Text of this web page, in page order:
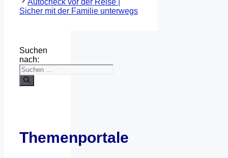
Sicher mit der Familie unterwegs
Suchen
nach:
Themenportale